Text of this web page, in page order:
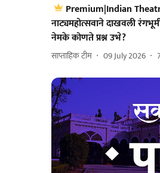
Premium|Indian
नाट्यमहोत्सवाने दाखवली
नेमके कोणते प्रश्न उभे?
साप्ताहिक टीम 09 July 2026